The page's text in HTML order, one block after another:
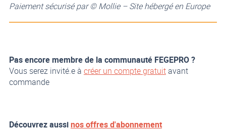
Paiement sécurisé par © Mollie – Site hébergé en Europe
Pas encore membre de la communauté FEGEPRO ?
Vous serez invité.e à créer un compte gratuitavant
commande
Découvrez aussinos offres d'abonnement